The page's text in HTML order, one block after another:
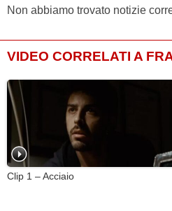
Non abbiamo trovato notizie
VIDEO CORRELATI A
Clip 1 – Acciaio